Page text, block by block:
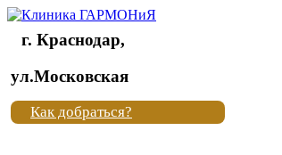
Клиника
"Новая
жизнь"
г. Краснодар,
ул.Московская
Как добраться?